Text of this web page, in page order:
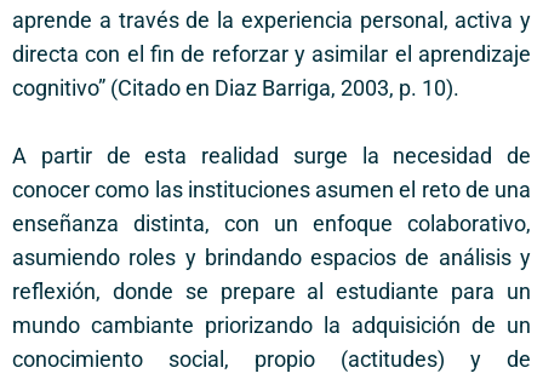
aprende a través de la experiencia personal, activa y
directa con el fin de reforzar y asimilar el aprendizaje
cognitivo” (Citado en Diaz Barriga, 2003, p. 10).
A partir de esta realidad surge la necesidad de
conocer como las instituciones asumen el reto de una
enseñanza distinta, con un enfoque colaborativo,
asumiendo roles y brindando espacios de análisis y
reflexión, donde se prepare al estudiante para un
mundo cambiante priorizando la adquisición de un
conocimiento social, propio (actitudes) y de